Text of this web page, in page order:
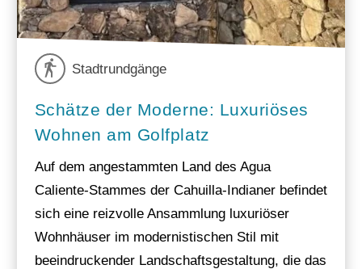
Stadtrundgänge
Schätze der Moderne: Luxuriöses
Wohnen am Golfplatz
Auf dem angestammten Land des Agua
Caliente-Stammes der Cahuilla-Indianer befindet
sich eine reizvolle Ansammlung luxuriöser
Wohnhäuser im modernistischen Stil mit
beeindruckender Landschaftsgestaltung, die das